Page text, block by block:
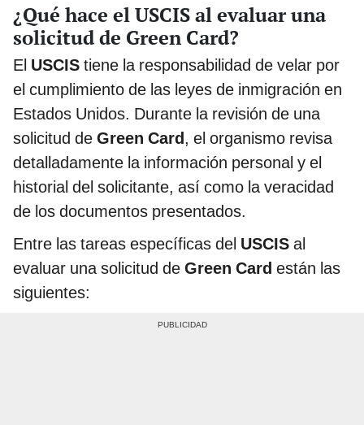
¿Qué hace el USCIS al evaluar una
solicitud de Green Card?
El USCIS tiene la responsabilidad de velar por
el cumplimiento de las leyes de inmigración en
Estados Unidos. Durante la revisión de una
solicitud de Green Card, el organismo revisa
detalladamente la información personal y el
historial del solicitante, así como la veracidad
de los documentos presentados.
Entre las tareas específicas del USCIS al
evaluar una solicitud de Green Card están las
siguientes: